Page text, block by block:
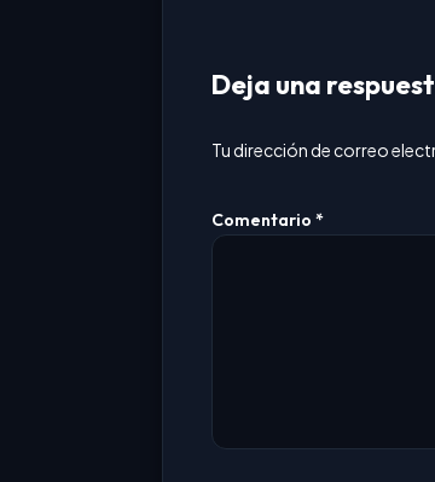
Deja una
Tu dirección de correo
Comentario*